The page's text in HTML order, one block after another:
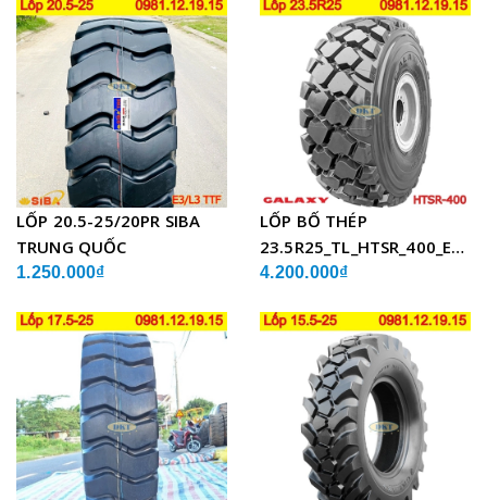
LỐP 20.5-25/20PR SIBA
TRUNG QUỐC
1.250.000₫
LỐP BỐ THÉP
23.5R25_TL_HTSR_400_E4/
ẤN ĐỘ
4.200.000₫